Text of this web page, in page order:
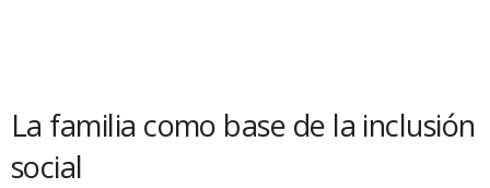
La familia como base de la inclusión
social